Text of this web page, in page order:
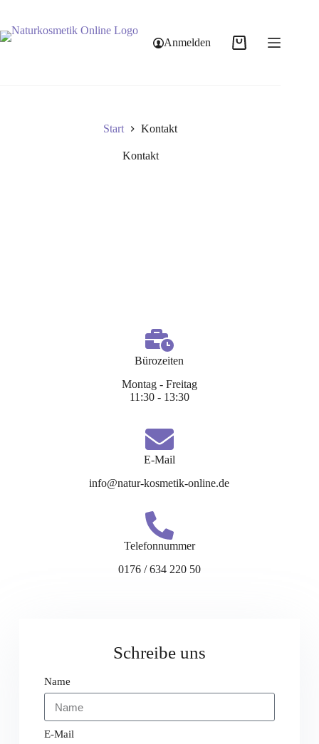
Anmelden
Start Kontakt
Kontakt
Bürozeiten
Montag - Freitag
11:30 - 13:30
E-Mail
info@natur-kosmetik-online.de
Telefonnummer
0176 / 634 220 50
Schreibe uns
Name
E-Mail